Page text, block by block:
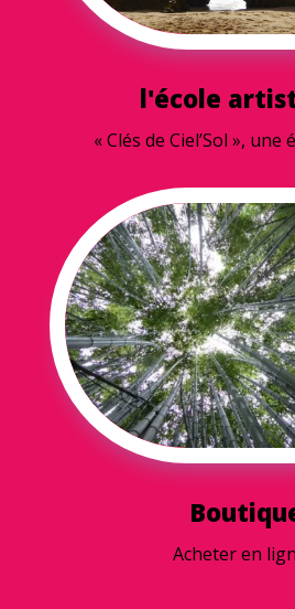
l'école
« Clés de Ciel’Sol », une
Acheter en